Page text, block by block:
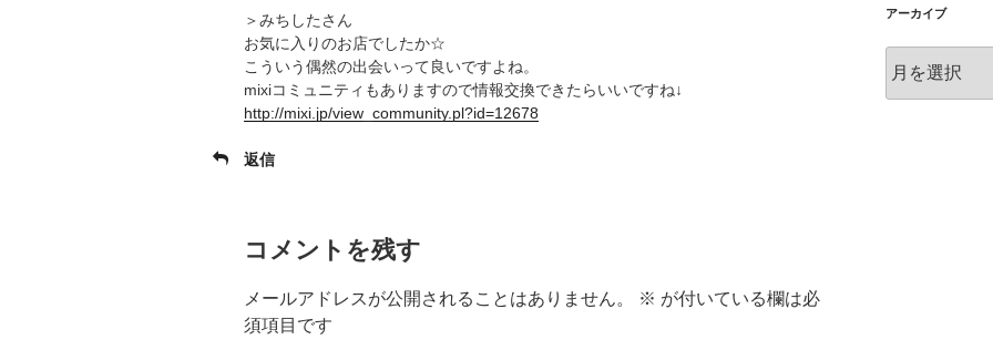
＞みちしたさん
お気に入りのお店でしたか☆
こういう偶然の出会いって良いですよね。
mixiコミュニティもありますので情報交換できたらいいですね↓
http://mixi.jp/view_community.pl?id=12678
返信
コメントを残す
メールアドレスが公開されることはありません。 ※ が付いている欄は必
須項目です
アーカイブ
ー